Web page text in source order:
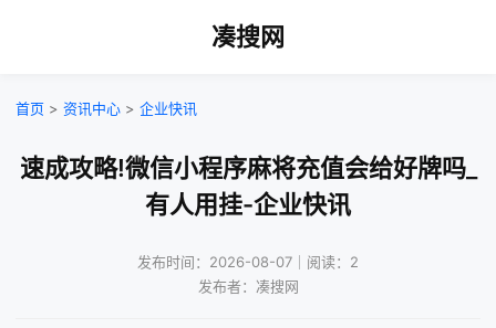
凑搜网
首页 > 资讯中心 > 企业快讯
速成攻略!微信小程序麻将充值会给好牌吗_
有人用挂-企业快讯
发布时间：2026-08-07｜阅读：2
发布者：凑搜网